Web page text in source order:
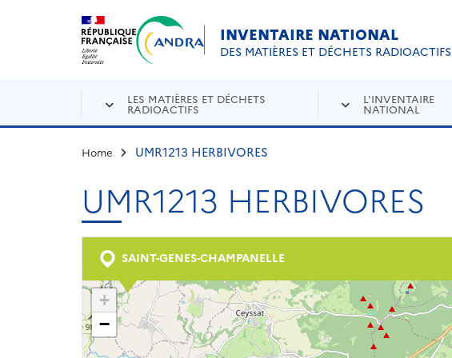
Aller au contenu principal
INVENTAIRE NATIONAL
DES MATIÈRES ET DÉCHETS RADIOACTIFS
LES MATIÈRES ET DÉCHETS
RADIOACTIFS
L'INVENTAIRE
NATIONAL
Home UMR1213 HERBIVORES
UMR1213 HERBIVORES
SAINT-GENES-CHAMPANELLE
+
−